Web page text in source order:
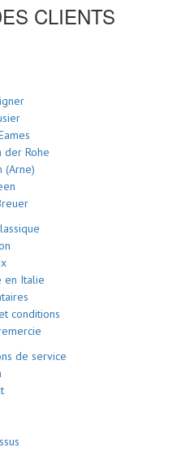
CLIENTS
der Rohe
(Arne)
en Italie
conditions
de service